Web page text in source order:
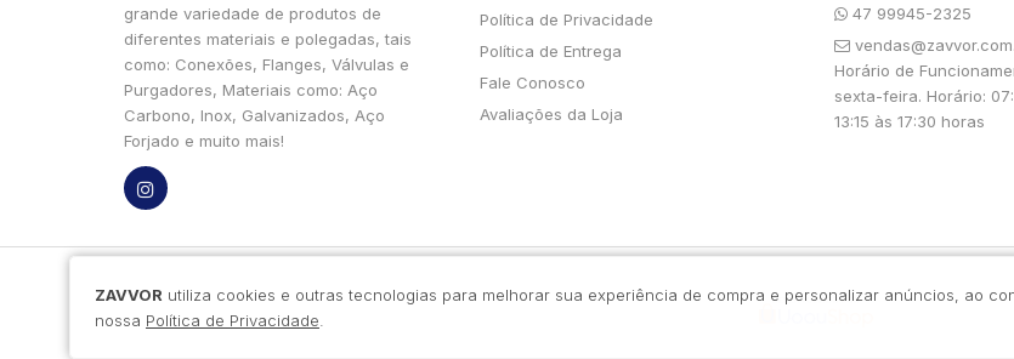
ZAVVOR utiliza cookies e outras tecnologias para melhorar sua experiência de compra e personalizar anúncios, ao
nossa Política de Privacidade
grande variedade de produtos de
diferentes materiais e polegadas, tais
como: Conexões, Flanges, Válvulas e
Purgadores, Materiais como: Aço
Carbono, Inox, Galvanizados, Aço
Forjado e muito mais!
Política de Privacidade
Política de Entrega
Fale Conosco
Avaliações da Loja
47 99945-2325
Horário de
sexta-feira. Horário:
13:15 às 17:30 horas